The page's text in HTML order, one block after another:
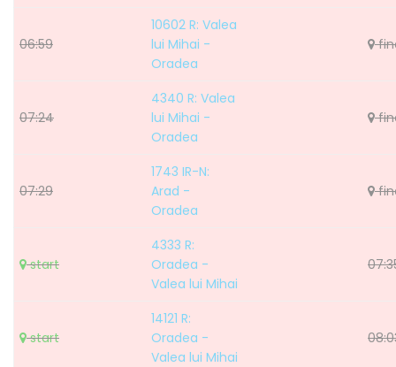
06:59
10602 R: Valea
lui Mihai -
Oradea
07:24
4340 R: Valea
lui Mihai -
Oradea
07:29
1743 IR-N:
Arad -
Oradea
start
4333 R:
Oradea -
Valea lui Mihai
start
14121 R:
Oradea -
Valea lui Mihai